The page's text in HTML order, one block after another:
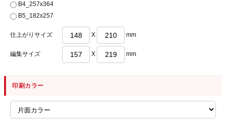
B4_257x364
B5_182x257
仕上がりサイズ X mm
編集サイズ X mm
印刷カラー